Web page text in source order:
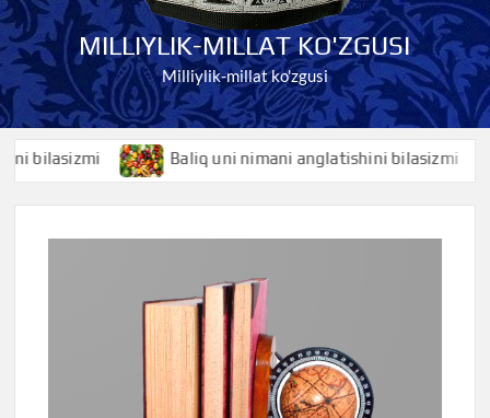
MILLIYLIK-MILLAT KO'ZGUSI
Milliylik-millat ko'zgusi
Baliq uni nimani anglatishini bilasizmi